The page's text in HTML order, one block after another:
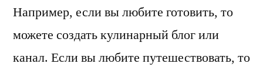
Например, если вы любите готовить, то
можете создать кулинарный блог или
канал. Если вы любите путешествовать, то